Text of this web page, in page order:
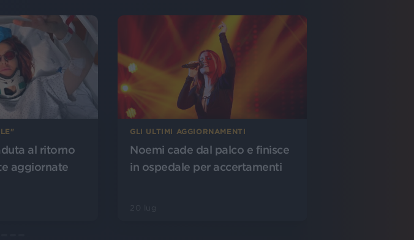
al ritorno
aggiornate
GLI ULTIMI AGGIORNAMENTI
Noemi cade dal palco e finisce
in ospedale per accertamenti